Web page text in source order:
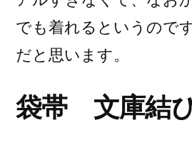
でも着れるというので
だと思います。
袋帯 文庫結